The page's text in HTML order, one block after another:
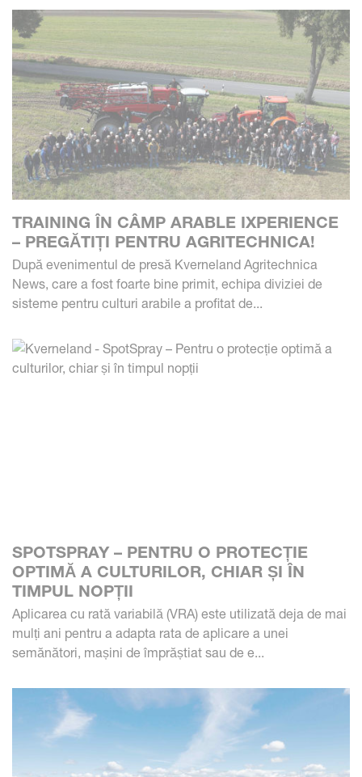
TRAINING ÎN CÂMP ARABLE IXPERIENCE
– PREGĂTIȚI PENTRU AGRITECHNICA!
După evenimentul de presă Kverneland Agritechnica
News, care a fost foarte bine primit, echipa diviziei de
sisteme pentru culturi arabile a profitat de...
SPOTSPRAY – PENTRU O PROTECȚIE
OPTIMĂ A CULTURILOR, CHIAR ȘI ÎN
TIMPUL NOPȚII
Aplicarea cu rată variabilă (VRA) este utilizată deja de mai
mulți ani pentru a adapta rata de aplicare a unei
semănători, mașini de împrăștiat sau de e...